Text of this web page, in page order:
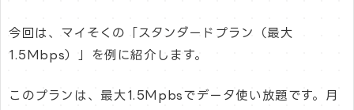
今回は、マイそくの「スタンダードプラン（最大
1.5Mbps）」を例に紹介します。
このプランは、最大1.5Mpbsでデータ使い放題です。月